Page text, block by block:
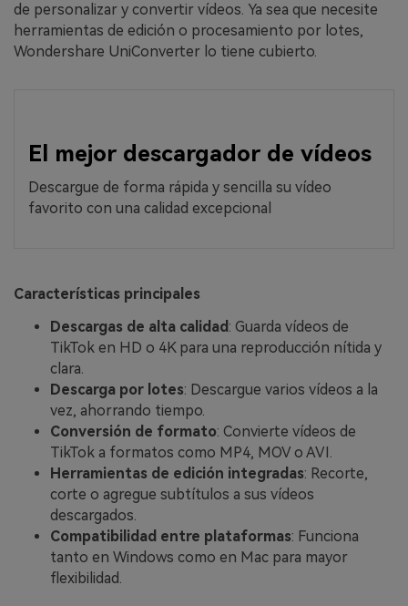
de personalizar y convertir vídeos. Ya sea que necesite
herramientas de edición o procesamiento por lotes,
Wondershare UniConverter lo tiene cubierto.
El mejor descargador de vídeos
Descargue de forma rápida y sencilla su vídeo
favorito con una calidad excepcional
Características principales
Descargas de alta calidad : Guarda vídeos de
TikTok en HD o 4K para una reproducción nítida y
clara.
Descarga por lotes: Descargue varios vídeos a la
vez, ahorrando tiempo.
Conversión de formato: Convierte vídeos de
TikTok a formatos como MP4, MOV o AVI.
Herramientas de edición integradas: Recorte,
corte o agregue subtítulos a sus vídeos
descargados.
Compatibilidad entre plataformas: Funciona
tanto en Windows como en Mac para mayor
flexibilidad.